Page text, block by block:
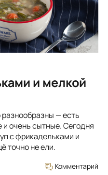
и мелкой
— есть
и очень сытные. Сегодня
с фрикадельками и
точно не ели.
Комментарий